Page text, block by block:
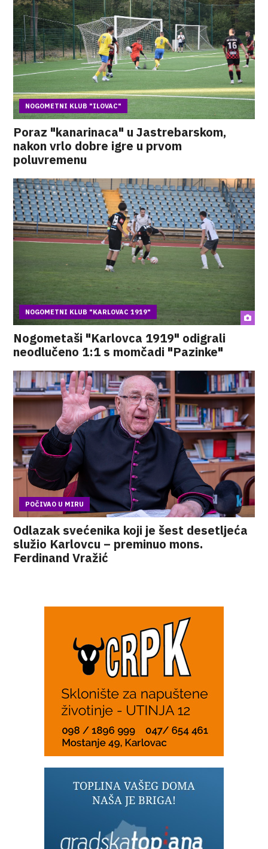
NOGOMETNI KLUB "ILOVAC"
Poraz "kanarinaca" u Jastrebarskom,
nakon vrlo dobre igre u prvom
poluvremenu
NOGOMETNI KLUB "KARLOVAC 1919"
Nogometaši "Karlovca 1919" odigrali
neodlučeno 1:1 s momčadi "Pazinke"
POČIVAO U MIRU
Odlazak svećenika koji je šest desetljeća
služio Karlovcu – preminuo mons.
Ferdinand Vražić